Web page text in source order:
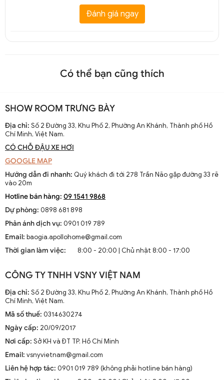
Đánh giá ngay
Có thể bạn cũng thích
SHOW ROOM TRƯNG BÀY
Địa chỉ: Số 2 Đường 33, Khu Phố 2, Phường An Khánh, Thành phố Hồ
Chí Minh, Việt Nam.
CÓ CHỖ ĐẬU XE HƠI
GOOGLE MAP
Hướng dẫn đi nhanh: Quý khách đi tới 278 Trần Não gặp đường 33 rẽ
vào 20m
Hotline bán hàng: 09 1541 9868
Dự phòng: 0898 681 898
Phản ánh dịch vụ: 0901 019 789
Email: baogia.apollohome@gmail.com
Thời gian làm việc:
8:00 - 20:00 | Chủ nhật 8:00 - 17:00
CÔNG TY TNHH VSNY VIỆT NAM
Địa chỉ: Số 2 Đường 33, Khu Phố 2, Phường An Khánh, Thành phố Hồ
Chí Minh, Việt Nam.
Mã số thuế: 0314630274
Ngày cấp: 20/09/2017
Nơi cấp: Sở KH và ĐT TP. Hồ Chí Minh
Email: vsnyvietnam@gmail.com
Liên hệ hợp tác: 0901 019 789 (không phải hotline bán hàng)